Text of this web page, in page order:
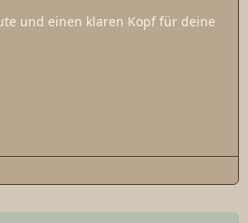
und einen klaren Kopf für deine